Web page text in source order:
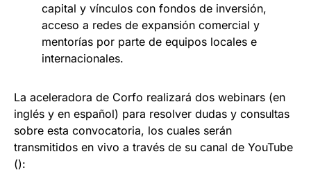
capital y vínculos con fondos de inversión,
acceso a redes de expansión comercial y
mentorías por parte de equipos locales e
internacionales.
La aceleradora de Corfo realizará dos webinars (en
inglés y en español) para resolver dudas y consultas
sobre esta convocatoria, los cuales serán
transmitidos en vivo a través de su canal de YouTube
():